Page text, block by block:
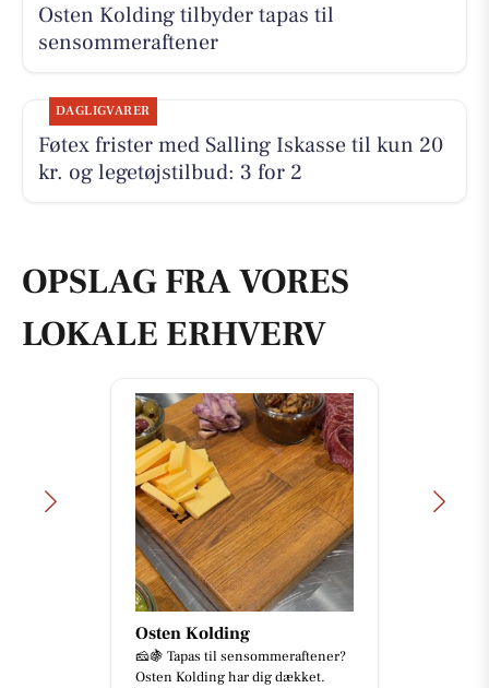
Osten Kolding tilbyder tapas til
sensommeraftener
DAGLIGVARER
Føtex frister med Salling Iskasse til kun 20
kr. og legetøjstilbud: 3 for 2
OPSLAG FRA VORES
LOKALE ERHVERV
Osten Kolding
🧀🍇 Tapas til sensommeraftener?
Osten Kolding har dig dækket.